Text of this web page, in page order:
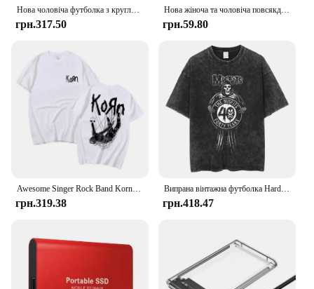
Нова чоловіча футболка з круглим вирізом і короткими рукавами, вільні топи HARD ROCK AMSTERAM Бренд високоякісної бавовняної футболки Пряма доставка
грн.317.50
Нова жіноча та чоловіча повсякденна комфортна футболка з 3D-принтом у стилі рок у стилі хіп-хоп, верхній вуличний одяг у стилі Харадзюку
грн.59.80
Awesome Singer Rock Band Korn Graphic T-Shirt Harajuku Streetwear Чоловіча новинка бавовняна футболка Чоловіча футболка з коротким рукавом Чоловічі повсякденні футболки
грн.319.38
Випрана вінтажна футболка Hardcore Punk Band Misfits Футболка зі скелетом жахів Чоловіча жіноча модна повсякденна футболка великого розміру
грн.418.47